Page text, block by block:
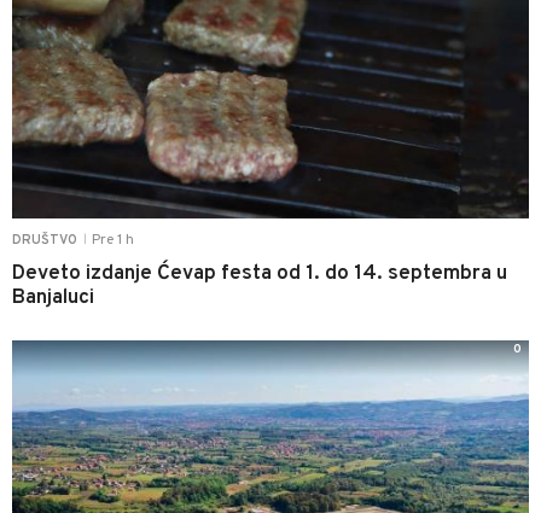
DRUŠTVO Pre 1 h
Deveto izdanje Ćevap festa od 1. do 14. septembra u
Banjaluci
0